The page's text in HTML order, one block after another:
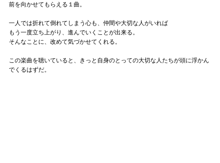
前を向かせてもらえる１曲。
一人では折れて倒れてしまう心も、仲間や大切な人がいれば
もう一度立ち上がり、進んでいくことが出来る。
そんなことに、改めて気づかせてくれる。
この楽曲を聴いていると、きっと自身のとっての大切な人たちが頭に浮かん
でくるはずだ。